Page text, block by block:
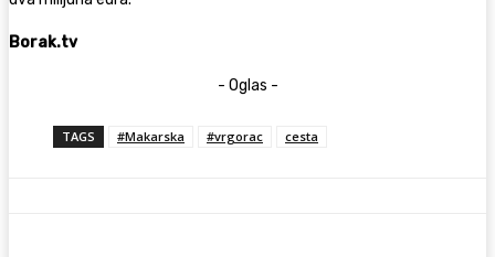
Borak.tv
- Oglas -
TAGS #Makarska #vrgorac cesta